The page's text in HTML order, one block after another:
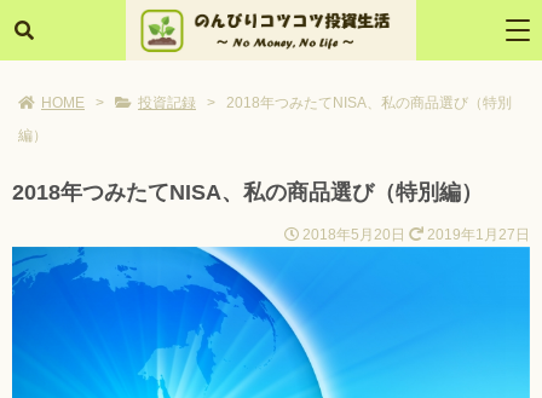
HOME > 投資記録 >
2018年つみたてNISA、私の商品選び（特別
編）
2018年つみたてNISA、私の商品選び（特別編）
2018年5月20日 2019年1月27日